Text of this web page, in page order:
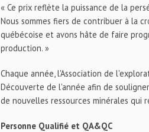
« Ce prix reflète la puissance de la
Nous sommes fiers de contribuer à la
québécoise et avons hâte de faire
production. »
Chaque année, l'Association de
Découverte de l'année afin de
de nouvelles ressources minérales qui
Personne Qualifié et QA&QC